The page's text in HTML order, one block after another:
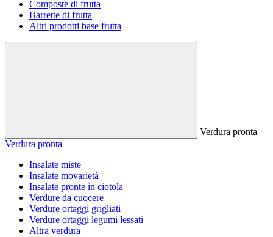
Composte di frutta
Barrette di frutta
Altri prodotti base frutta
Verdura pronta
Verdura pronta
Insalate miste
Insalate movarietà
Insalate pronte in ciotola
Verdure da cuocere
Verdure ortaggi grigliati
Verdure ortaggi legumi lessati
Altra verdura